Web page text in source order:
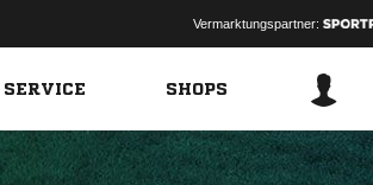
Vermarktungspartner:
SHOPS